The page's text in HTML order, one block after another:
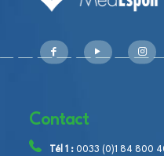
Contact
Tél 1 : 0033 (0)1 84 800